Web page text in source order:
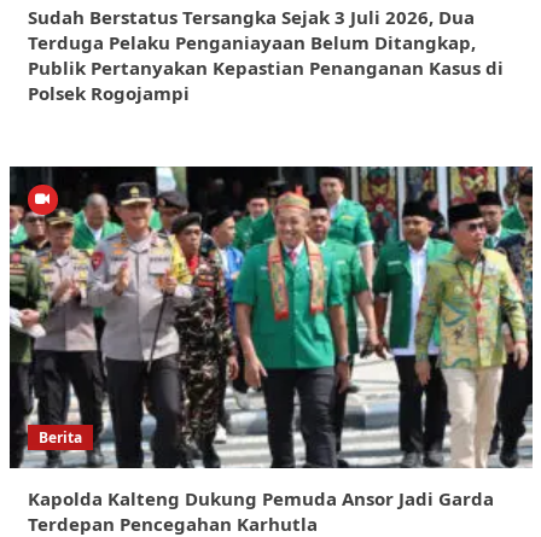
Sudah Berstatus Tersangka Sejak 3 Juli 2026, Dua
Terduga Pelaku Penganiayaan Belum Ditangkap,
Publik Pertanyakan Kepastian Penanganan Kasus di
Polsek Rogojampi
Berita
Kapolda Kalteng Dukung Pemuda Ansor Jadi Garda
Terdepan Pencegahan Karhutla